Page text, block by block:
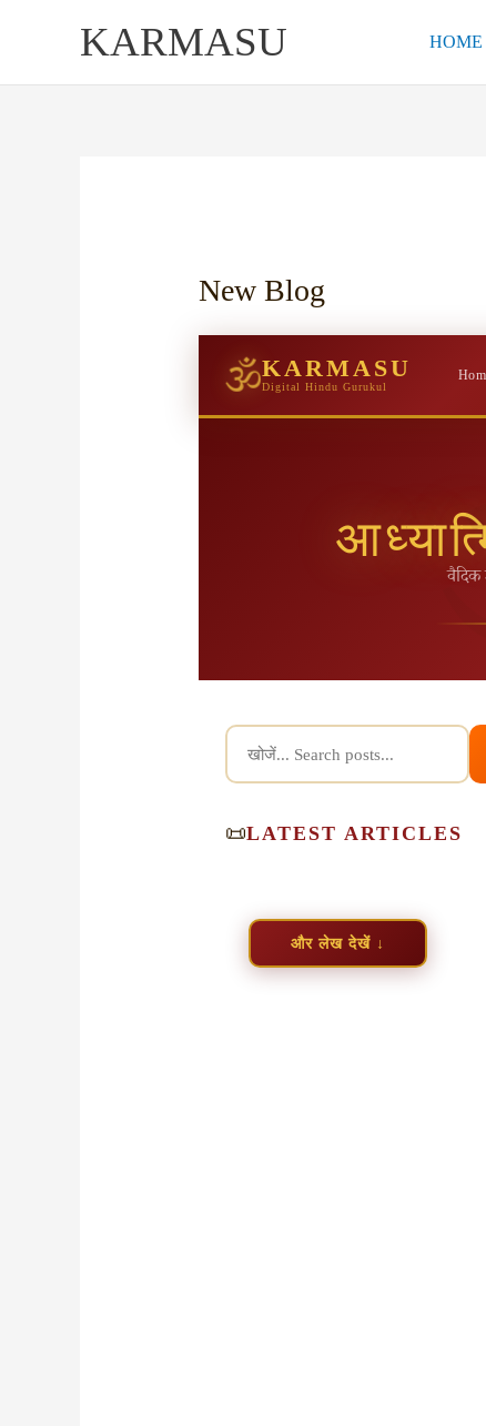
KARMASU HOME
New Blog
🕉KARMASU
Digital Hindu Gurukul
वैदिक
📜LATEST ARTICLES
और लेख देखें ↓